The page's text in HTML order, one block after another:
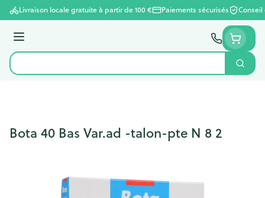
Aller au contenu
Livraison locale gratuite à partir de 100 € Paiements sécurisés
Menu
Rechercher
Bota 40 Bas Var.ad -talon-pte N 8 2